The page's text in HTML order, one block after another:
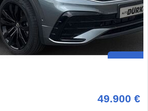
49.900 €